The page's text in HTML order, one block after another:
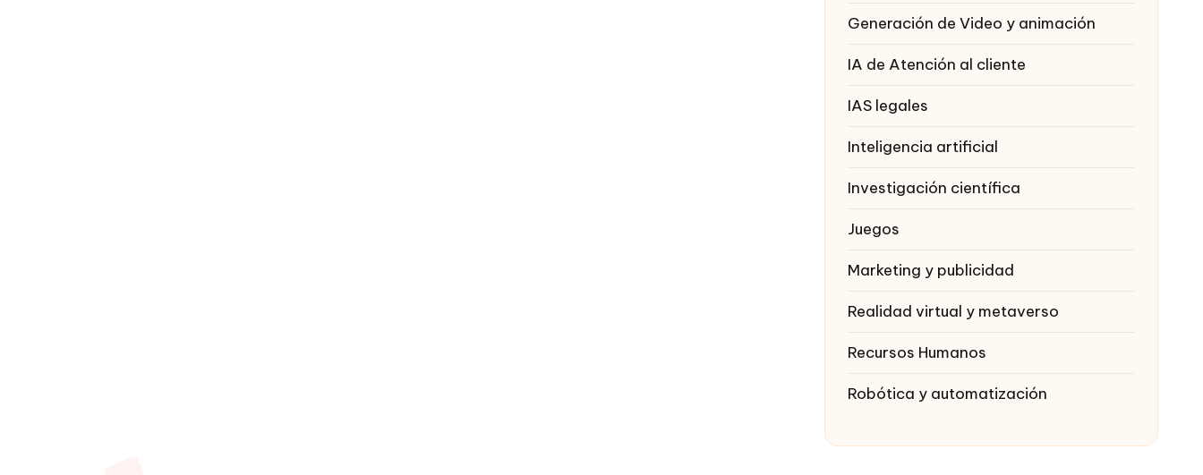
Generación de Video y animación
IA de Atención al cliente
IAS legales
Inteligencia artificial
Investigación científica
Juegos
Marketing y publicidad
Realidad virtual y metaverso
Recursos Humanos
Robótica y automatización